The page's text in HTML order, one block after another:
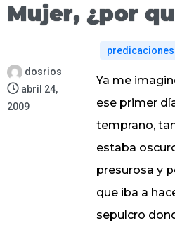
Mujer, ¿por
dosrios
abril 24,
2009
predicaciones
Ya me
ese primer
temprano,
estaba
presurosa y
que iba a
sepulcro